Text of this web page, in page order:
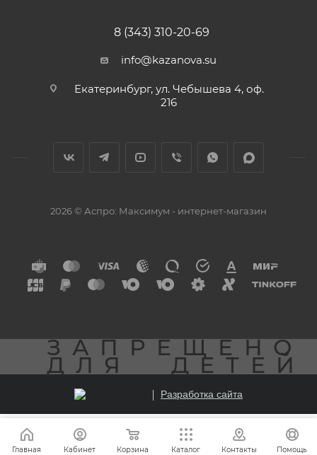
8 (343) 310-20-69
info@kazanova.su
Екатеринбург, ул. Чебышева 4, оф.
216
2026 © Аспро: Максимум - интернет-магазин
ЗАПРЕЩЕНО
ДЛЯ ДЕТЕЙ
Разработка сайта
Главная Кабинет Корзина Каталог Контакты Помощь